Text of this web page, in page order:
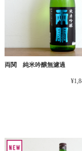
両関 純米吟醸無濾過